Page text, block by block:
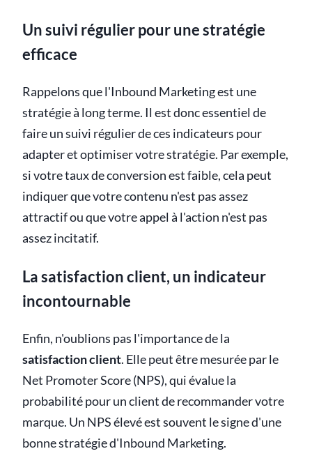
Un suivi régulier pour une stratégie
efficace
Rappelons que l'Inbound Marketing est une
stratégie à long terme. Il est donc essentiel de
faire un suivi régulier de ces indicateurs pour
adapter et optimiser votre stratégie. Par exemple,
si votre taux de conversion est faible, cela peut
indiquer que votre contenu n'est pas assez
attractif ou que votre appel à l'action n'est pas
assez incitatif.
La satisfaction client, un indicateur
incontournable
Enfin, n'oublions pas l'importance de la
satisfaction client. Elle peut être mesurée par le
Net Promoter Score (NPS), qui évalue la
probabilité pour un client de recommander votre
marque. Un NPS élevé est souvent le signe d'une
bonne stratégie d'Inbound Marketing.